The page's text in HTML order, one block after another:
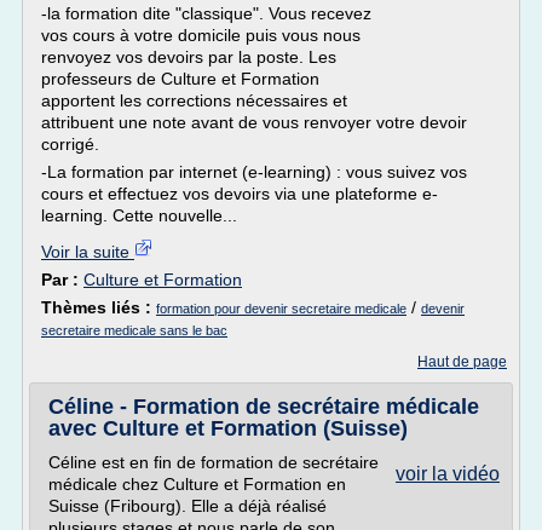
-la formation dite "classique". Vous recevez
vos cours à votre domicile puis vous nous
renvoyez vos devoirs par la poste. Les
professeurs de Culture et Formation
apportent les corrections nécessaires et
attribuent une note avant de vous renvoyer votre devoir
corrigé.
-La formation par internet (e-learning) : vous suivez vos
cours et effectuez vos devoirs via une plateforme e-
learning. Cette nouvelle...
Voir la suite
Par : Culture et Formation
Thèmes liés : formation pour devenir secretaire medicale / devenir
secretaire medicale sans le bac
Haut de page
Céline - Formation de secrétaire médicale
avec Culture et Formation (Suisse)
voir la vidéo
Céline est en fin de formation de secrétaire
médicale chez Culture et Formation en
Suisse (Fribourg). Elle a déjà réalisé